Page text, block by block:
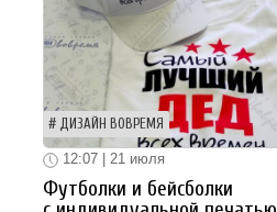
ДИЗАЙН ВОВРЕМЯ
12:07 | 21 июля
Футболки и бейсболки